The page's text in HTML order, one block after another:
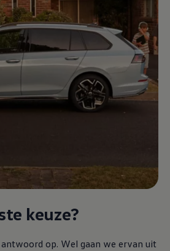
keuze?
antwoord op. Wel gaan we ervan uit